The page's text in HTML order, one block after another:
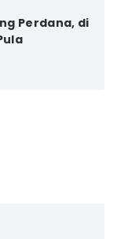
Perdana, di